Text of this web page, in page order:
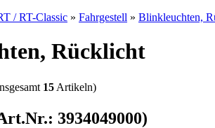
/ RT-Classic » Fahrgestell » Blinkleuchten,
Rücklicht
15 Artikeln)
3934049000)